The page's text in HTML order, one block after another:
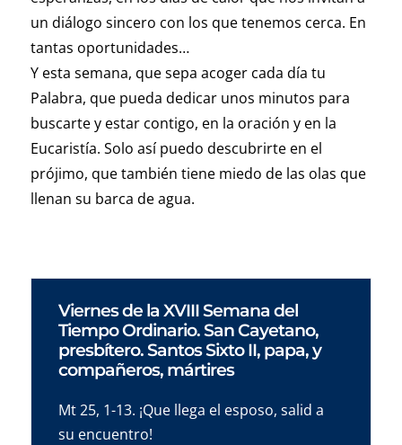
un diálogo sincero con los que tenemos cerca. En
tantas oportunidades…
Y esta semana, que sepa acoger cada día tu
Palabra, que pueda dedicar unos minutos para
buscarte y estar contigo, en la oración y en la
Eucaristía. Solo así puedo descubrirte en el
prójimo, que también tiene miedo de las olas que
llenan su barca de agua.
Viernes de la XVIII Semana del
Tiempo Ordinario. San Cayetano,
presbítero. Santos Sixto II, papa, y
compañeros, mártires
Mt 25, 1-13. ¡Que llega el esposo, salid a
su encuentro!